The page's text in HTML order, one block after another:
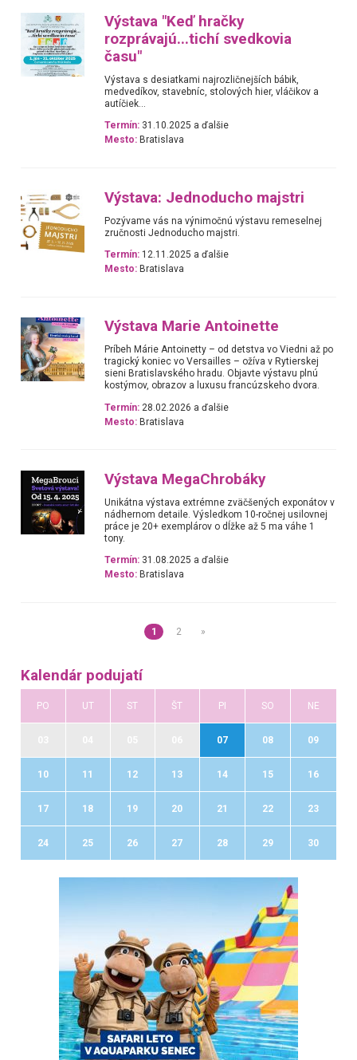
Výstava "Keď hračky
rozprávajú...tichí svedkovia
času"
Výstava s desiatkami najrozličnejších bábik,
medvedíkov, stavebníc, stolových hier, vláčikov a
autíčiek...
Termín: 31.10.2025 a ďalšie
Mesto: Bratislava
Výstava: Jednoducho majstri
Pozývame vás na výnimočnú výstavu remeselnej
zručnosti Jednoducho majstri.
Termín: 12.11.2025 a ďalšie
Mesto: Bratislava
Výstava Marie Antoinette
Príbeh Márie Antoinetty – od detstva vo Viedni až po
tragický koniec vo Versailles – ožíva v Rytierskej
sieni Bratislavského hradu. Objavte výstavu plnú
kostýmov, obrazov a luxusu francúzskeho dvora.
Termín: 28.02.2026 a ďalšie
Mesto: Bratislava
Výstava MegaChrobáky
Unikátna výstava extrémne zväčšených exponátov v
nádhernom detaile. Výsledkom 10-ročnej usilovnej
práce je 20+ exemplárov o dĺžke až 5 ma váhe 1
tony.
Termín: 31.08.2025 a ďalšie
Mesto: Bratislava
1 2 »
Kalendár podujatí
PO UT ST ŠT PI SO NE
07 08 09
10 11 12 13 14 15 16
17 18 19 20 21 22 23
24 25 26 27 28 29 30